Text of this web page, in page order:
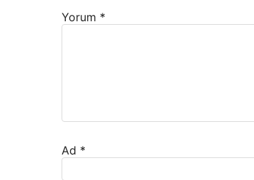
Yorum *
Ad *